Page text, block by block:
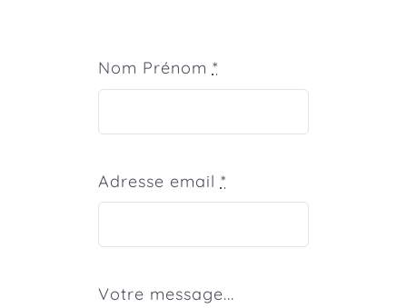
Nom Prénom *
Adresse email *
Votre message...